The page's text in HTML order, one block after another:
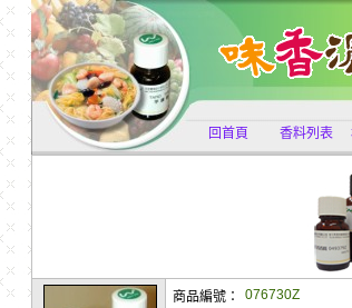
回首頁 香料列表
商品編號： 076730Z